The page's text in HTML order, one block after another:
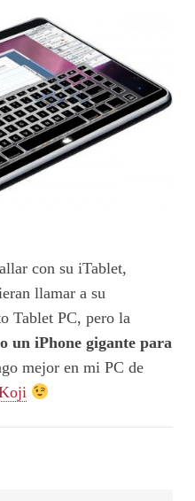
con su iTablet,
llamar a su
Tablet PC, pero la
un iPhone gigante para
mejor en mi PC de